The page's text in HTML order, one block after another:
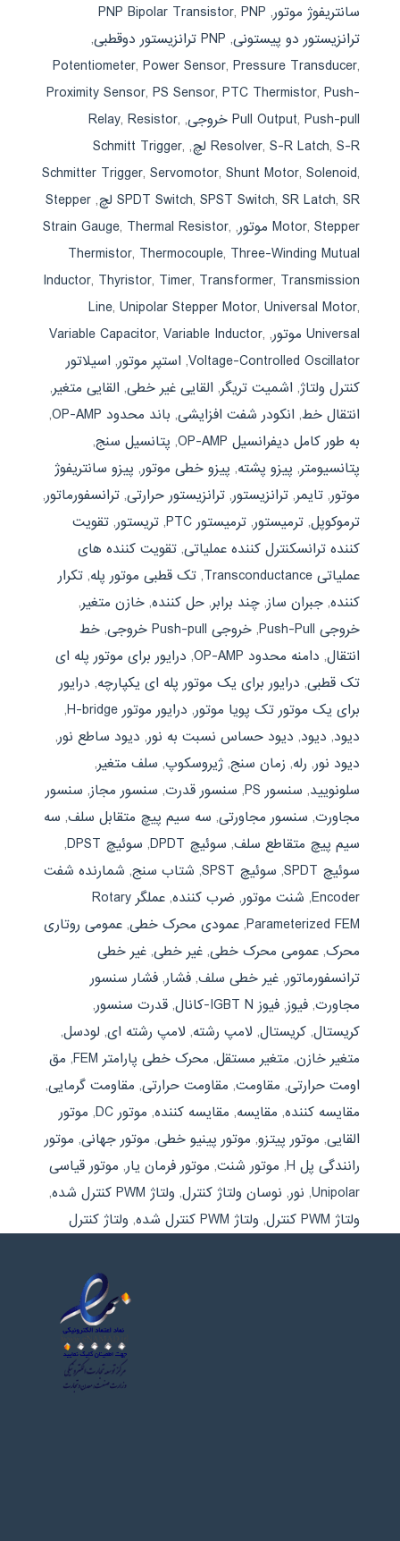
سانتریفوژ موتور,
PNP Bipolar Transistor,PNP
ترانزیستور دو پیستونی, PNP ترانزیستور دوقطبی
,
Potentiometer,Power Sensor,Pressure Transducer,
Proximity Sensor,PS Sensor,PTC Thermistor,Push-
Pull Output,Push-pull خروجی ,
Relay,Resistor,
Resolver,S-R Latch,S-R لچ ,
Schmitt Trigger,
Schmitter Trigger,Servomotor,Shunt Motor,Solenoid,
SPDT Switch,SPST Switch,SR Latch,SR لچ ,
Stepper
Motor,Stepper موتور ,
Strain Gauge, Thermal Resistor,
Thermistor, Thermocouple, Three-Winding Mutual
Inductor, Thyristor, Timer, Transformer, Transmission
Line,Unipolar Stepper Motor,Universal Motor,
Universal موتور
,
Variable Capacitor,Variable Inductor,
Voltage-Controlled Oscillator
, استپر موتور, اسیلاتور
کنترل ولتاژ, اشمیت تریگر, القایی غیر خطی, القایی متغیر,
انتقال خط, انکودر شفت افزایشی, باند محدود OP-AMP
,
به طور کامل دیفرانسیل OP-AMP
, پتانسیل سنج,
پتانسیومتر, پیزو پشته, پیزو خطی موتور, پیزو سانتریفوژ
موتور, تایمر, ترانزیستور, ترانزیستور حرارتی, ترانسفورماتور,
ترموکوپل, ترمیستور, ترمیستور PTC , تریستور, تقویت
کننده ترانسکنترل کننده عملیاتی, تقویت کننده های
عملیاتی Transconductance
, تک قطبی موتور پله, تکرار
کننده, جبران ساز, چند برابر, حل کننده, خازن متغیر,
خروجی Push-Pull
, خروجی Push-pull خروجی , خط
انتقال, دامنه محدود OP-AMP , درایور برای موتور پله ای
تک قطبی, درایور برای یک موتور پله ای یکپارچه, درایور
برای یک موتور تک پویا موتور, درایور موتور H-bridge
,
ديود, دیود, دیود حساس نسبت به نور, دیود ساطع نور,
دیود نور, رله, زمان سنج, ژیروسکوپ, سلف متغیر,
سلونویید, سنسور PS , سنسور قدرت, سنسور مجاز, سنسور
مجاورت, سنسور مجاورتی, سه سیم پیچ متقابل سلف, سه
سیم پیچ متقاطع سلف, سوئیچ DPDT , سوئیچ DPST
,
سوئیچ SPDT
, سوئیچ SPST , شتاب سنج, شمارنده شفت
Encoder
, شنت موتور, ضرب کننده,
عملگر Rotary
Parameterized FEM
, عمودی محرک خطی, عمومی روتاری
محرک, عمومی محرک خطی, غیر خطی, غیر خطی
ترانسفورماتور, غیر خطی سلف, فشار, فشار سنسور
مجاورت, فیوز, فیوز IGBT N-کانال , قدرت سنسور,
كريستال, کریستال, لامپ رشته, لامپ رشته ای, لودسل,
متغیر خازن, متغیر مستقل, محرک خطی پارامتر FEM , مق
اومت حرارتی, مقاومت, مقاومت حرارتی, مقاومت گرمایی,
مقايسه كننده, مقایسه, مقایسه کننده, موتور DC , موتور
القایی, موتور پیتزو, موتور پینیو خطی, موتور جهانی, موتور
رانندگی پل H
, موتور شنت, موتور فرمان یار, موتور قیاسی
Unipolar
, نور, نوسان ولتاژ کنترل, ولتاژ PWM كنترل شده
,
ولتاژ PWM کنترل
, ولتاژ PWM کنترل شده , ولتاژ کنترل